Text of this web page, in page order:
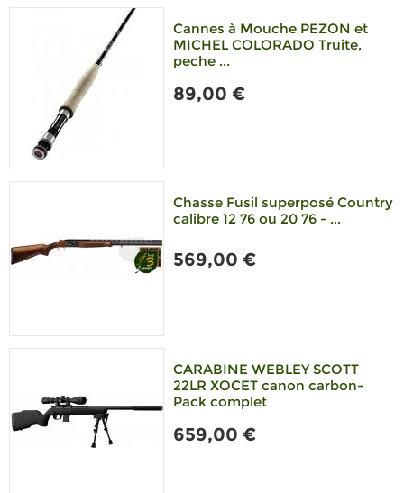
Cannes à Mouche PEZON et
MICHEL COLORADO Truite,
peche ...
89,00 €
Chasse Fusil superposé Country
calibre 12 76 ou 20 76 - ...
569,00 €
CARABINE WEBLEY SCOTT
22LR XOCET canon carbon-
Pack complet
659,00 €